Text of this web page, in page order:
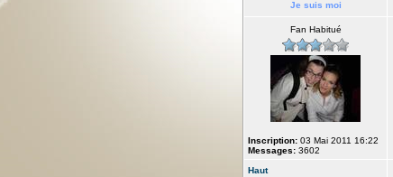
Je suis moi
Fan Habitué
Inscription: 03 Mai 2011 16:22
Messages: 3602
Haut